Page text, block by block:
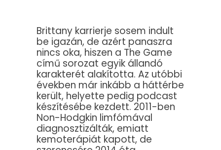
Brittany karrierje sosem indult
be igazán, de azért panaszra
nincs oka, hiszen a The Game
című sorozat egyik állandó
karakterét alakította. Az utóbbi
években már inkább a háttérbe
került, helyette pedig podcast
készítésébe kezdett. 2011-ben
Non-Hodgkin limfómával
diagnosztizálták, emiatt
kemoterápiát kapott, de